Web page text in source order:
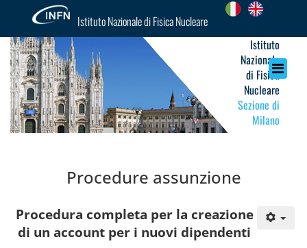
Istituto Nazionale di Fisica Nucleare
Istituto
Nazionale
di Fisica
Nucleare
Sezione di
Milano
Procedure assunzione
Procedura completa per la creazione
di un account per i nuovi dipendenti